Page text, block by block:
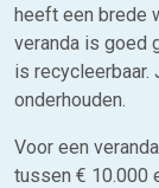
heeft een brede
veranda is goed
is
onderhouden.
Voor een
tussen € 10.000